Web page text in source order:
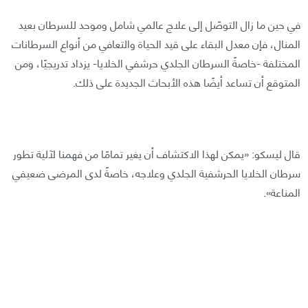
في حين ما زال التوصّل إلى علاج عالمي شامل وموحد للسرطان بعيد
المنال، فإن معدل البقاء على قيد الحياة والتعافي من أنواع السرطانات
المختلفة -خاصةً السرطان الجلدي حرشفي الخلايا- يزداد تدريجيًا، ومن
المتوقع أن تساعد أيضًا هذه الأبحاث الجديدة على ذلك.
قال ليسكو: «يمكن لهذا الاكتشاف أن يغير تمامًا من فهمنا لآلية تطور
سرطان الخلايا الحرشفية الجلدي وعلاجه، خاصةً لدى المرضى ضعيفي
المناعة».